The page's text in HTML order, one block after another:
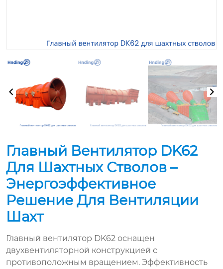
Главный Вентилятор DK62
Для Шахтных Стволов –
Энергоэффективное
Решение Для Вентиляции
Шахт
Главный вентилятор DK62 оснащен
двухвентиляторной конструкцией с
противоположным вращением. Эффективность